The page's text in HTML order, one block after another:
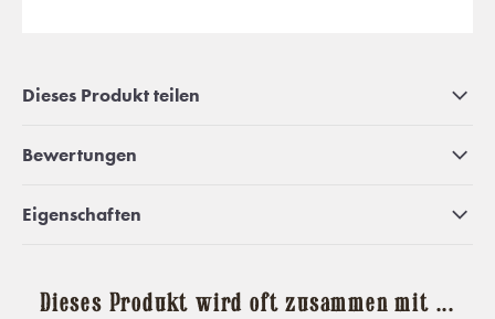
Dieses Produkt teilen
Bewertungen
Eigenschaften
Dieses Produkt wird oft zusammen mit ...